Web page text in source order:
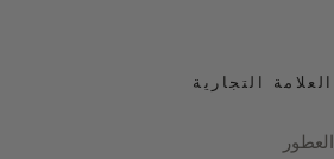
العلامة التجارية
العطور